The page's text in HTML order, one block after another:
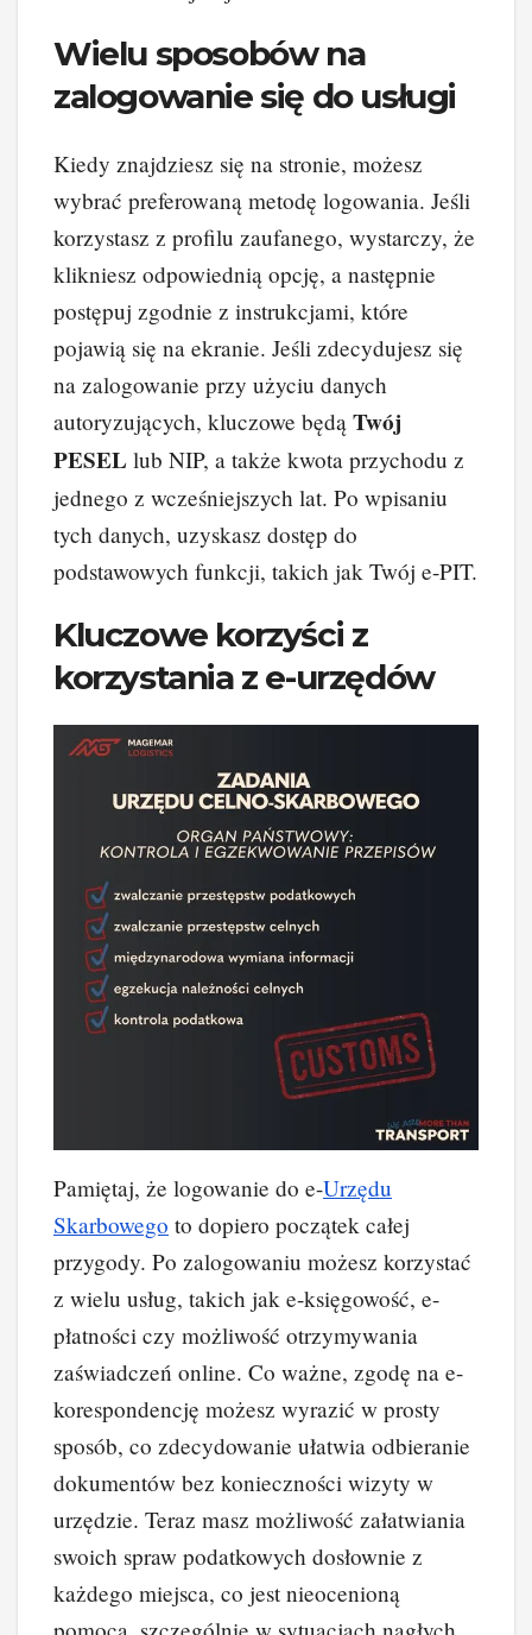
Wielu sposobów na
zalogowanie się do usługi
Kiedy znajdziesz się na stronie, możesz
wybrać preferowaną metodę logowania. Jeśli
korzystasz z profilu zaufanego, wystarczy, że
klikniesz odpowiednią opcję, a następnie
postępuj zgodnie z instrukcjami, które
pojawią się na ekranie. Jeśli zdecydujesz się
na zalogowanie przy użyciu danych
autoryzujących, kluczowe będą Twój
PESEL lub NIP, a także kwota przychodu z
jednego z wcześniejszych lat. Po wpisaniu
tych danych, uzyskasz dostęp do
podstawowych funkcji, takich jak Twój e-PIT.
Kluczowe korzyści z
korzystania z e-urzędów
Pamiętaj, że logowanie do e-Urzędu
Skarbowego to dopiero początek całej
przygody. Po zalogowaniu możesz korzystać
z wielu usług, takich jak e-księgowość, e-
płatności czy możliwość otrzymywania
zaświadczeń online. Co ważne, zgodę na e-
korespondencję możesz wyrazić w prosty
sposób, co zdecydowanie ułatwia odbieranie
dokumentów bez konieczności wizyty w
urzędzie. Teraz masz możliwość załatwiania
swoich spraw podatkowych dosłownie z
każdego miejsca, co jest nieocenioną